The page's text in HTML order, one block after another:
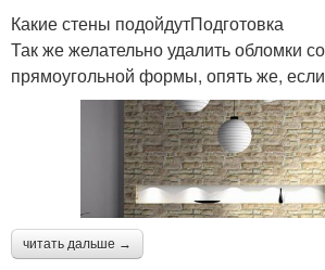
Какие стены подойдутПодготовка
Так же желательно удалить обломки
прямоугольной формы, опять же,
читать дальше →